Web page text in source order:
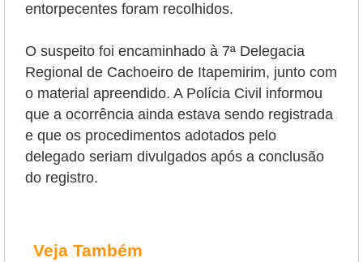
entorpecentes foram recolhidos.
O suspeito foi encaminhado à 7ª Delegacia
Regional de Cachoeiro de Itapemirim, junto com
o material apreendido. A Polícia Civil informou
que a ocorrência ainda estava sendo registrada
e que os procedimentos adotados pelo
delegado seriam divulgados após a conclusão
do registro.
Veja Também